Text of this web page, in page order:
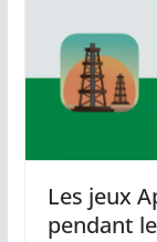
Les jeux
pendant